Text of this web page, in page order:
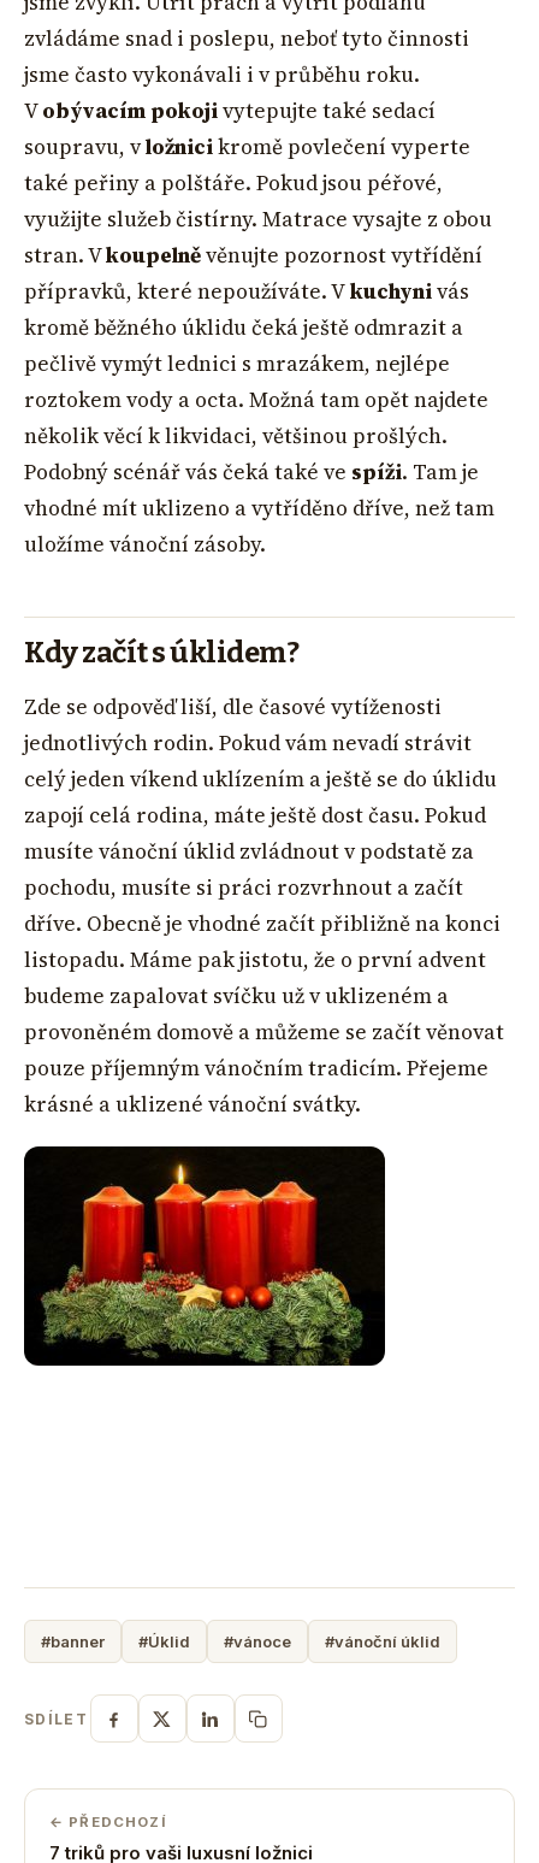
zvládáme snad i poslepu, neboť tyto činnosti
jsme často vykonávali i v průběhu roku.
Vobývacím pokojivytepujte také sedací
soupravu, vložnicikromě povlečení vyperte
také peřiny a polštáře. Pokud jsou péřové,
využijte služeb čistírny. Matrace vysajte z obou
stran. Vkoupelněvěnujte pozornost vytřídění
přípravků, které nepoužíváte. Vkuchynivás
kromě běžného úklidu čeká ještě odmrazit a
pečlivě vymýt lednici s mrazákem, nejlépe
roztokem vody a octa. Možná tam opět najdete
několik věcí k likvidaci, většinou prošlých.
Podobný scénář vás čeká také ve spíži. Tam je
vhodné mít uklizeno a vytříděno dříve, než tam
uložíme vánoční zásoby.
Kdy začít s úklidem?
Zde se odpověď liší, dle časové vytíženosti
jednotlivých rodin. Pokud vám nevadí strávit
celý jeden víkend uklízením a ještě se do úklidu
zapojí celá rodina, máte ještě dost času. Pokud
musíte vánoční úklid zvládnout v podstatě za
pochodu, musíte si práci rozvrhnout a začít
dříve. Obecně je vhodné začít přibližně na konci
listopadu. Máme pak jistotu, že o první advent
budeme zapalovat svíčku už v uklizeném a
provoněném domově a můžeme se začít věnovat
pouze příjemným vánočním tradicím. Přejeme
krásné a uklizené vánoční svátky.
#banner #Úklid #vánoce #vánoční úklid
SDÍLET
← PŘEDCHOZÍ
7 triků pro vaši luxusní ložnici